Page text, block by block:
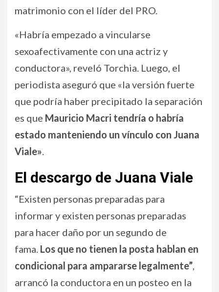
matrimonio con el líder del PRO.
«Habría empezado a vincularse
sexoafectivamente con una actriz y
conductora», reveló Torchia. Luego, el
periodista aseguró que «la versión fuerte
que podría haber precipitado la separación
es que Mauricio Macri tendría o habría
estado manteniendo un vínculo con Juana
Viale».
El descargo de Juana Viale
“Existen personas preparadas para
informar y existen personas preparadas
para hacer daño por un segundo de
fama. Los que no tienen la posta hablan en
condicional para ampararse legalmente”,
arrancó la conductora en un posteo en la